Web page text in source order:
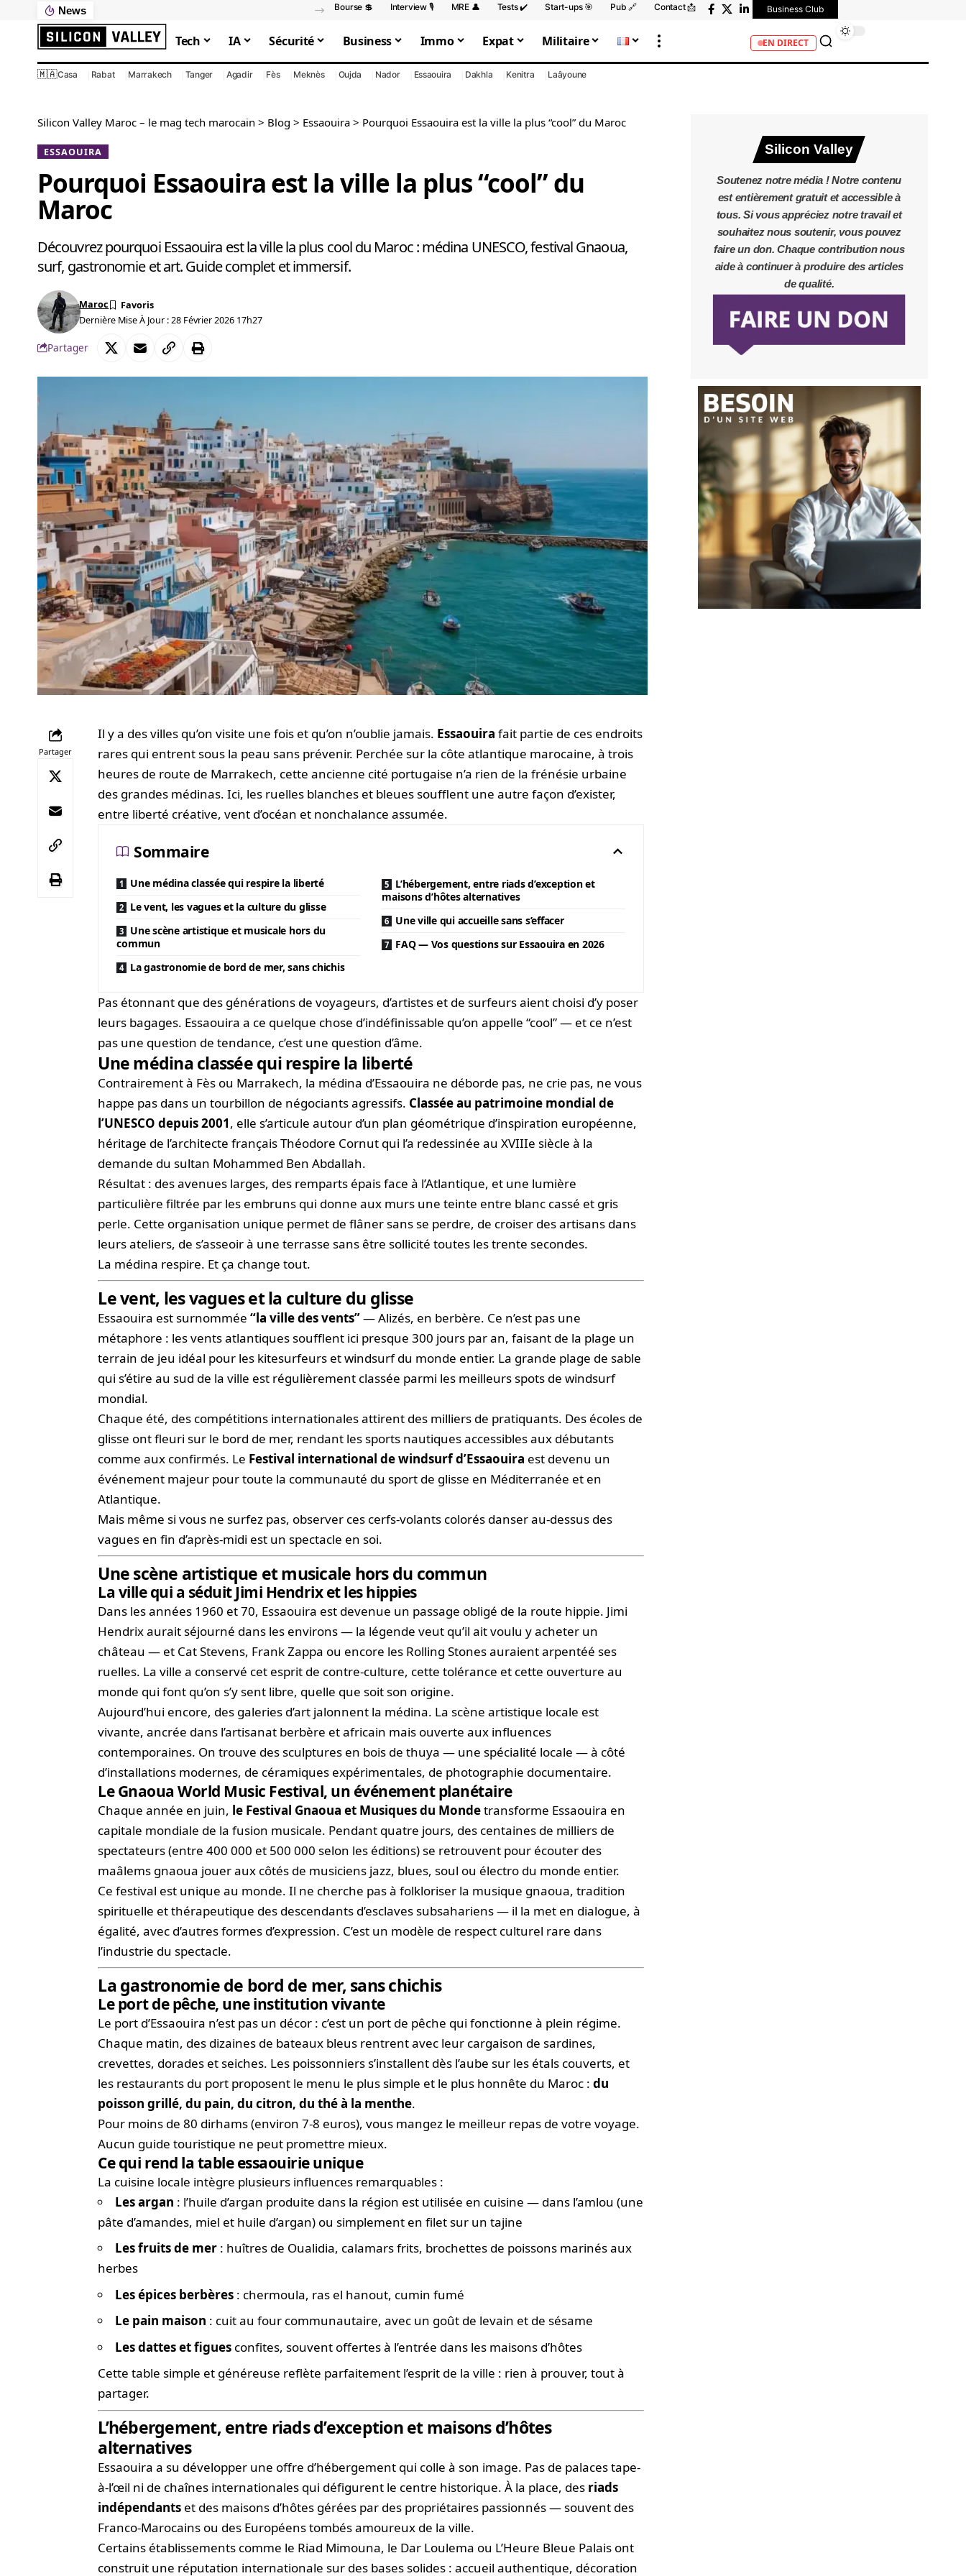
News Bourse 💲 Interview 🎙️ MRE 👤 Tests ✔️ Start-ups 🎯 Pub 🔗 Contact 📩 Business Club
Tech IA Sécurité Business Immo Expat Militaire EN DIRECT
🇲🇦Casa Rabat Marrakech Tanger Agadir Fès Meknès Oujda Nador Essaouira Dakhla Kenitra Laâyoune
Silicon Valley Maroc – le mag tech marocain > Blog > Essaouira > Pourquoi Essaouira est la ville la plus “cool” du Maroc
ESSAOUIRA
Pourquoi Essaouira est la ville la plus “cool” du
Maroc
Découvrez pourquoi Essaouira est la ville la plus cool du Maroc : médina UNESCO, festival Gnaoua,
surf, gastronomie et art. Guide complet et immersif.
Dernière Mise À Jour : 28 Février 2026 17h27
Maroc
Partager
Partager
Il y a des villes qu’on visite une fois et qu’on n’oublie jamais. Essaouira fait partie de ces endroits
rares qui entrent sous la peau sans prévenir. Perchée sur la côte atlantique marocaine, à trois
heures de route de Marrakech, cette ancienne cité portugaise n’a rien de la frénésie urbaine
des grandes médinas. Ici, les ruelles blanches et bleues soufflent une autre façon d’exister,
entre liberté créative, vent d’océan et nonchalance assumée.
Sommaire
Une médina classée qui respire la liberté
Le vent, les vagues et la culture du glisse
Une scène artistique et musicale hors du
commun
La gastronomie de bord de mer, sans chichis
L’hébergement, entre riads d’exception et
maisons d’hôtes alternatives
Une ville qui accueille sans s’effacer
FAQ — Vos questions sur Essaouira en 2026
Pas étonnant que des générations de voyageurs, d’artistes et de surfeurs aient choisi d’y poser
leurs bagages. Essaouira a ce quelque chose d’indéfinissable qu’on appelle “cool” — et ce n’est
pas une question de tendance, c’est une question d’âme.
Une médina classée qui respire la liberté
Contrairement à Fès ou Marrakech, la médina d’Essaouira ne déborde pas, ne crie pas, ne vous
happe pas dans un tourbillon de négociants agressifs. Classée au patrimoine mondial de
l’UNESCO depuis 2001, elle s’articule autour d’un plan géométrique d’inspiration européenne,
héritage de l’architecte français Théodore Cornut qui l’a redessinée au XVIIIe siècle à la
demande du sultan Mohammed Ben Abdallah.
Résultat : des avenues larges, des remparts épais face à l’Atlantique, et une lumière
particulière filtrée par les embruns qui donne aux murs une teinte entre blanc cassé et gris
perle. Cette organisation unique permet de flâner sans se perdre, de croiser des artisans dans
leurs ateliers, de s’asseoir à une terrasse sans être sollicité toutes les trente secondes.
La médina respire. Et ça change tout.
Le vent, les vagues et la culture du glisse
Essaouira est surnommée“la ville des vents”— Alizés, en berbère. Ce n’est pas une
métaphore : les vents atlantiques soufflent ici presque 300 jours par an, faisant de la plage un
terrain de jeu idéal pour les kitesurfeurs et windsurf du monde entier. La grande plage de sable
qui s’étire au sud de la ville est régulièrement classée parmi les meilleurs spots de windsurf
mondial.
Chaque été, des compétitions internationales attirent des milliers de pratiquants. Des écoles de
glisse ont fleuri sur le bord de mer, rendant les sports nautiques accessibles aux débutants
comme aux confirmés. Le Festival international de windsurf d’Essaouira est devenu un
événement majeur pour toute la communauté du sport de glisse en Méditerranée et en
Atlantique.
Mais même si vous ne surfez pas, observer ces cerfs-volants colorés danser au-dessus des
vagues en fin d’après-midi est un spectacle en soi.
Une scène artistique et musicale hors du commun
La ville qui a séduit Jimi Hendrix et les hippies
Dans les années 1960 et 70, Essaouira est devenue un passage obligé de la route hippie. Jimi
Hendrix aurait séjourné dans les environs — la légende veut qu’il ait voulu y acheter un
château — et Cat Stevens, Frank Zappa ou encore les Rolling Stones auraient arpentéé ses
ruelles. La ville a conservé cet esprit de contre-culture, cette tolérance et cette ouverture au
monde qui font qu’on s’y sent libre, quelle que soit son origine.
Aujourd’hui encore, des galeries d’art jalonnent la médina. La scène artistique locale est
vivante, ancrée dans l’artisanat berbère et africain mais ouverte aux influences
contemporaines. On trouve des sculptures en bois de thuya — une spécialité locale — à côté
d’installations modernes, de céramiques expérimentales, de photographie documentaire.
Le Gnaoua World Music Festival, un événement planétaire
Chaque année en juin, le Festival Gnaoua et Musiques du Mondetransforme Essaouira en
capitale mondiale de la fusion musicale. Pendant quatre jours, des centaines de milliers de
spectateurs (entre 400 000 et 500 000 selon les éditions) se retrouvent pour écouter des
maâlems gnaoua jouer aux côtés de musiciens jazz, blues, soul ou électro du monde entier.
Ce festival est unique au monde. Il ne cherche pas à folkloriser la musique gnaoua, tradition
spirituelle et thérapeutique des descendants d’esclaves subsahariens — il la met en dialogue, à
égalité, avec d’autres formes d’expression. C’est un modèle de respect culturel rare dans
l’industrie du spectacle.
La gastronomie de bord de mer, sans chichis
Le port de pêche, une institution vivante
Le port d’Essaouira n’est pas un décor : c’est un port de pêche qui fonctionne à plein régime.
Chaque matin, des dizaines de bateaux bleus rentrent avec leur cargaison de sardines,
crevettes, dorades et seiches. Les poissonniers s’installent dès l’aube sur les étals couverts, et
les restaurants du port proposent le menu le plus simple et le plus honnête du Maroc :du
poisson grillé, du pain, du citron, du thé à la menthe.
Pour moins de 80 dirhams (environ 7-8 euros), vous mangez le meilleur repas de votre voyage.
Aucun guide touristique ne peut promettre mieux.
Ce qui rend la table essaouirie unique
La cuisine locale intègre plusieurs influences remarquables :
Les argan : l’huile d’argan produite dans la région est utilisée en cuisine — dans l’amlou (une
pâte d’amandes, miel et huile d’argan) ou simplement en filet sur un tajine
Les fruits de mer : huîtres de Oualidia, calamars frits, brochettes de poissons marinés aux
herbes
Les épices berbères : chermoula, ras el hanout, cumin fumé
Le pain maison : cuit au four communautaire, avec un goût de levain et de sésame
Les dattes et figues confites, souvent offertes à l’entrée dans les maisons d’hôtes
Cette table simple et généreuse reflète parfaitement l’esprit de la ville : rien à prouver, tout à
partager.
L’hébergement, entre riads d’exception et maisons d’hôtes
alternatives
Essaouira a su développer une offre d’hébergement qui colle à son image. Pas de palaces tape-
à-l’œil ni de chaînes internationales qui défigurent le centre historique. À la place, des riads
indépendants et des maisons d’hôtes gérées par des propriétaires passionnés — souvent des
Franco-Marocains ou des Européens tombés amoureux de la ville.
Certains établissements comme le Riad Mimouna, le Dar Loulema ou L’Heure Bleue Palais ont
construit une réputation internationale sur des bases solides : accueil authentique, décoration
Silicon Valley
Soutenez notre média ! Notre contenu
est entièrement gratuit et accessible à
tous. Si vous appréciez notre travail et
souhaitez nous soutenir, vous pouvez
faire un don. Chaque contribution nous
aide à continuer à produire des articles
de qualité.